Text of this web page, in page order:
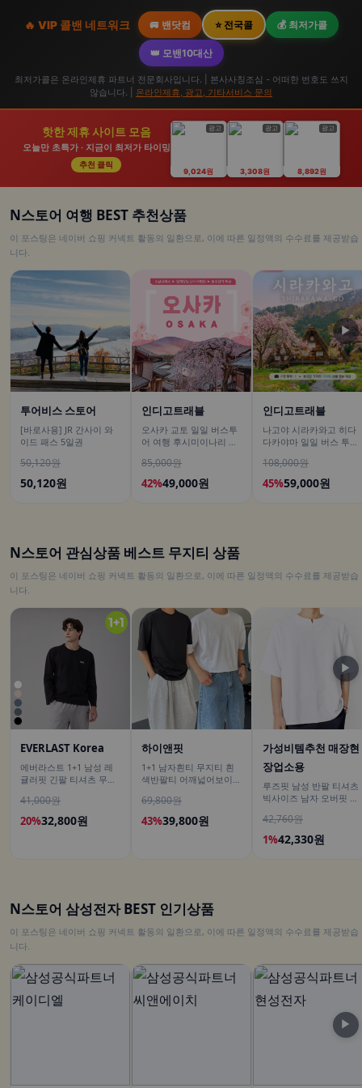
🔥 VIP 콜밴 네트워크 🚐 밴닷컴 ⭐ 전국콜 💰 최저가콜
👑 모밴10대산
최저가콜은 온라인제휴 파트너 전문회사입니다. | 본사사칭조심 - 어떠한 번호도 쓰지
않습니다. | 온라인제휴, 광고, 기타서비스 문의
핫한 제휴 사이트 모음
오늘만 초특가 · 지금이 최저가 타이밍
추천 클릭
광고
9,024원
광고
3,308원
광고
8,892원
N스토어 여행 BEST 추천상품
이 포스팅은 네이버 쇼핑 커넥트 활동의 일환으로, 이에 따른 일정액의 수수료를 제공받습
니다.
투어비스 스토어
[바로사용] JR 간사이 와
이드 패스 5일권
50,120원
50,120원
인디고트래블
오사카 교토 일일 버스투
어 여행 후시미이나리 아
철학의길
85,000원
42%49,000원
인디고트래블
나고야 시라카와고 히다
다카야마 일일 버스 투어
108,000원
45%59,000원
▶
N스토어 관심상품 베스트 무지티 상품
이 포스팅은 네이버 쇼핑 커넥트 활동의 일환으로, 이에 따른 일정액의 수수료를 제공받습
니다.
EVERLAST Korea
에버라스트 1+1 남성 레
귤러핏 긴팔 티셔츠 무지
41,000원
20%32,800원
하이앤핏
1+1 남자흰티 무지티 흰
색반팔티 어깨넓어보이는
69,800원
43%39,800원
가성비템추천 매장현
장업소용
루즈핏 남성 반팔 티셔츠
빅사이즈 남자 오버핏 티
42,760원
1%42,330원
▶
N스토어 삼성전자 BEST 인기상품
이 포스팅은 네이버 쇼핑 커넥트 활동의 일환으로, 이에 따른 일정액의 수수료를 제공받습
니다.
▶